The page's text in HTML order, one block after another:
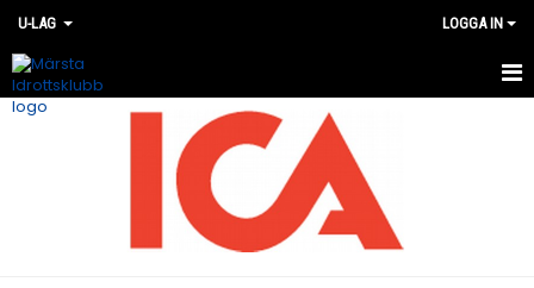
U-LAG LOGGA IN
HEM